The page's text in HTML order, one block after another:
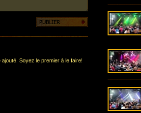
Soyez le premier à le faire!